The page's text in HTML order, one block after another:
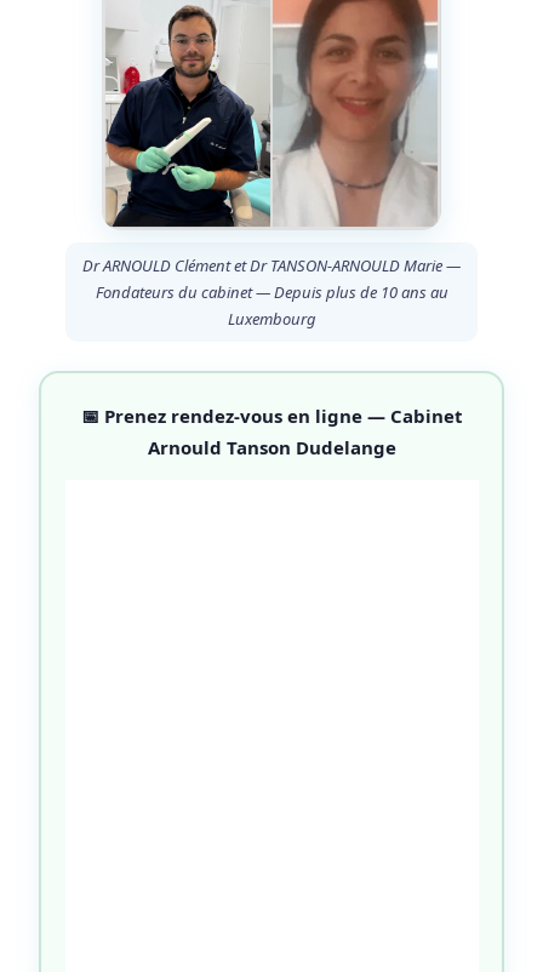
Dr ARNOULD Clément et Dr TANSON-ARNOULD Marie —
Fondateurs du cabinet — Depuis plus de 10 ans au
Luxembourg
📅 Prenez rendez-vous en ligne — Cabinet
Arnould Tanson Dudelange